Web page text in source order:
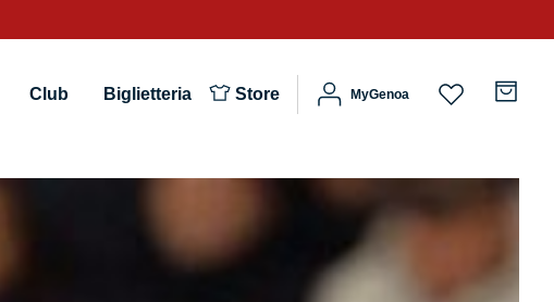
Club Biglietteria Store MyGenoa